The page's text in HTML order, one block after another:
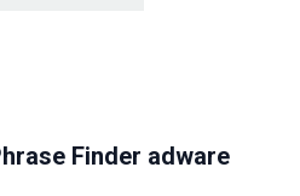
Finder adware